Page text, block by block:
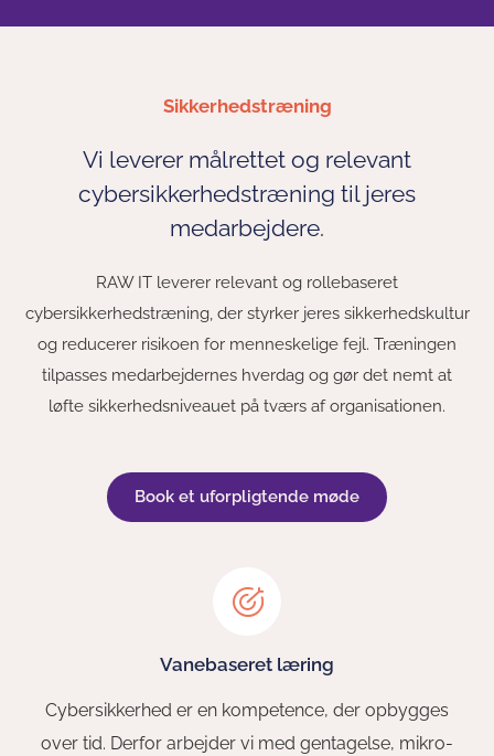
Sikkerhedstræning
Vi leverer målrettet og relevant
cybersikkerhedstræning til jeres
medarbejdere.
RAW IT leverer relevant og rollebaseret
cybersikkerhedstræning, der styrker jeres sikkerhedskultur
og reducerer risikoen for menneskelige fejl. Træningen
tilpasses medarbejdernes hverdag og gør det nemt at
løfte sikkerhedsniveauet på tværs af organisationen.
Book et uforpligtende møde
Vanebaseret læring
Cybersikkerhed er en kompetence, der opbygges
over tid. Derfor arbejder vi med gentagelse, mikro-